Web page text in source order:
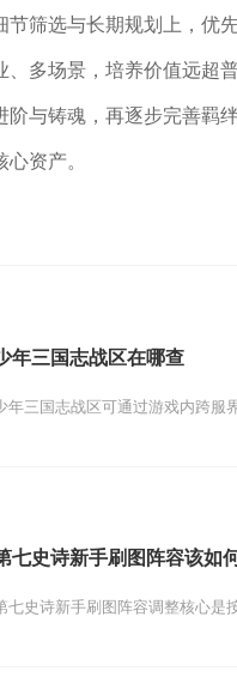
节筛选与长期规划上，优
、多场景，培养价值远
与铸魂，再逐步完善羁
资产。
年三国志战区在哪查
年三国志战区可通过游戏内跨服
七史诗新手刷图阵容该如
七史诗新手刷图阵容调整核心是